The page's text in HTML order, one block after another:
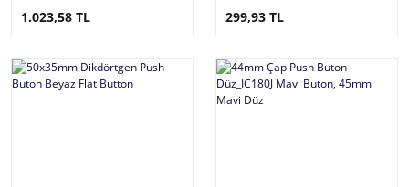
1.023,58 TL 299,93 TL